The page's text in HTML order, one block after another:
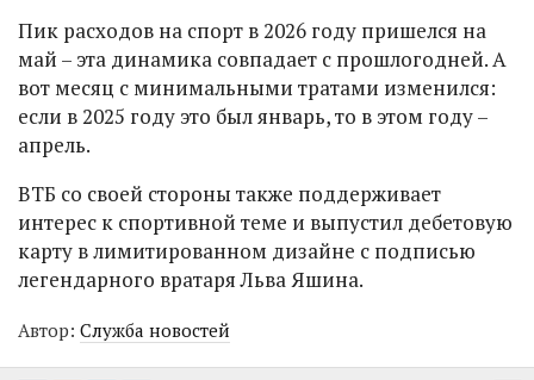
Пик расходов на спорт в 2026 году пришелся на
май – эта динамика совпадает с прошлогодней. А
вот месяц с минимальными тратами изменился:
если в 2025 году это был январь, то в этом году –
апрель.
ВТБ со своей стороны также поддерживает
интерес к спортивной теме и выпустил дебетовую
карту в лимитированном дизайне с подписью
легендарного вратаря Льва Яшина.
Автор: Служба новостей